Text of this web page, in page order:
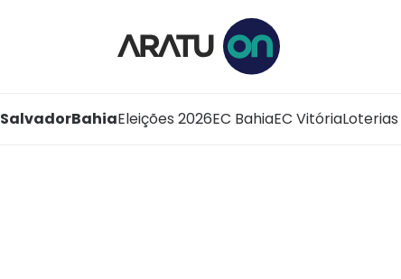
SalvadorBahiaEleições 2026EC BahiaEC VitóriaLoterias